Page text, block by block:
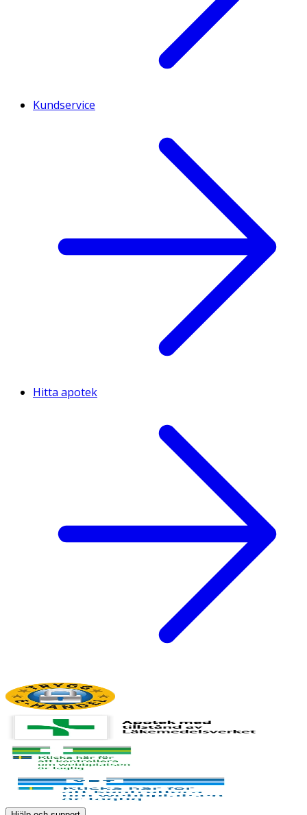
Kundservice
Hitta apotek